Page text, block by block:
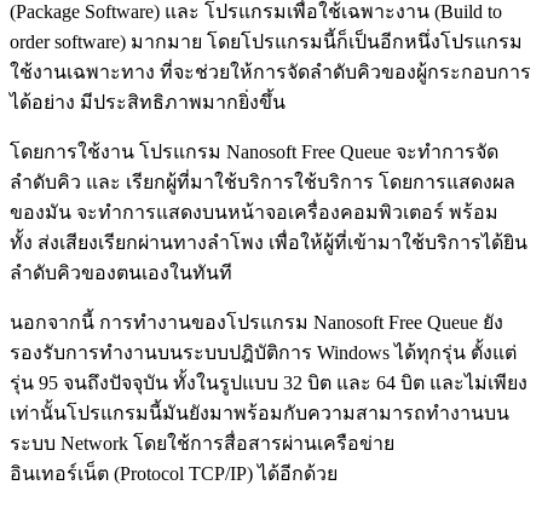
(Package Software) และ โปรแกรมเพื่อใช้เฉพาะงาน (Build to
order software) มากมาย โดยโปรแกรมนี้ก็เป็นอีกหนึ่งโปรแกรม
ใช้งานเฉพาะทาง ที่จะช่วยให้การจัดลำดับคิวของผู้กระกอบการ
ได้อย่าง มีประสิทธิภาพมากยิ่งขึ้น
โดยการใช้งาน โปรแกรม Nanosoft Free Queue จะทำการจัด
ลำดับคิว และ เรียกผู้ที่มาใช้บริการใช้บริการ โดยการแสดงผล
ของมัน จะทำการแสดงบนหน้าจอเครื่องคอมพิวเตอร์ พร้อม
ทั้ง ส่งเสียงเรียกผ่านทางลำโพง เพื่อให้ผู้ที่เข้ามาใช้บริการได้ยิน
ลำดับคิวของตนเองในทันที
นอกจากนี้ การทำงานของโปรแกรม Nanosoft Free Queue ยัง
รองรับการทำงานบนระบบปฎิบัติการ Windows ได้ทุกรุ่น ตั้งแต่
รุ่น 95 จนถึงปัจจุบัน ทั้งในรูปแบบ 32 บิต และ 64 บิต และไม่เพียง
เท่านั้นโปรแกรมนี้มันยังมาพร้อมกับความสามารถทำงานบน
ระบบ Network โดยใช้การสื่อสารผ่านเครือข่าย
อินเทอร์เน็ต (Protocol TCP/IP) ได้อีกด้วย